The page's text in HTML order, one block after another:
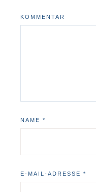
KOMMENTAR
NAME *
E-MAIL-ADRESSE *